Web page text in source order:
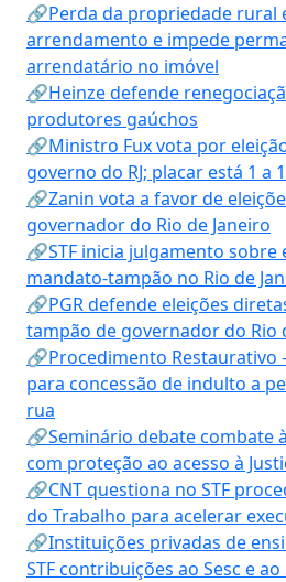
🔗Perda da propriedade rural
arrendamento e impede
arrendatário no imóvel
🔗Heinze defende
produtores gaúchos
🔗Ministro Fux vota por
governo do RJ; placar está 1 a 1
🔗Zanin vota a favor de
governador do Rio de Janeiro
🔗STF inicia julgamento sobre
mandato-tampão no Rio de
🔗PGR defende eleições
tampão de governador do Rio
🔗Procedimento Restaurativo
para concessão de indulto a
rua
🔗Seminário debate combate
com proteção ao acesso à
🔗CNT questiona no STF
do Trabalho para acelerar
🔗Instituições privadas de
STF contribuições ao Sesc e ao